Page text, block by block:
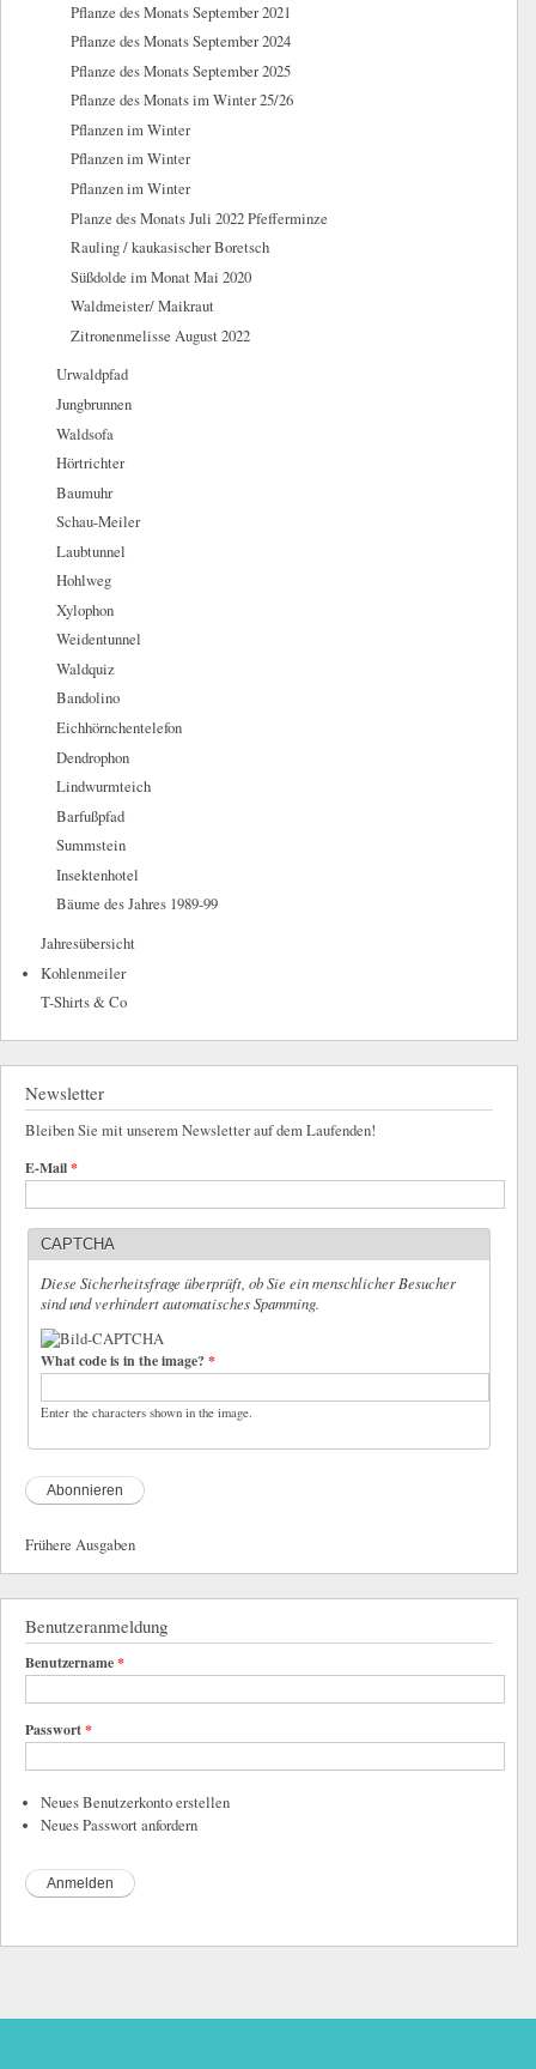
Pflanze des Monats September 2021
Pflanze des Monats September 2024
Pflanze des Monats September 2025
Pflanze des Monats im Winter 25/26
Pflanzen im Winter
Pflanzen im Winter
Pflanzen im Winter
Planze des Monats Juli 2022 Pfefferminze
Rauling / kaukasischer Boretsch
Süßdolde im Monat Mai 2020
Waldmeister/ Maikraut
Zitronenmelisse August 2022
Urwaldpfad
Jungbrunnen
Waldsofa
Hörtrichter
Baumuhr
Schau-Meiler
Laubtunnel
Hohlweg
Xylophon
Weidentunnel
Waldquiz
Bandolino
Eichhörnchentelefon
Dendrophon
Lindwurmteich
Barfußpfad
Summstein
Insektenhotel
Bäume des Jahres 1989-99
Jahresübersicht
Kohlenmeiler
T-Shirts & Co
Newsletter
Bleiben Sie mit unserem Newsletter auf dem Laufenden!
E-Mail*
CAPTCHA
Diese Sicherheitsfrage überprüft, ob Sie ein menschlicher Besucher
sind und verhindert automatisches Spamming.
What code is in the image?*
Enter the characters shown in the image.
Frühere Ausgaben
Benutzeranmeldung
Benutzername*
Passwort*
Neues Benutzerkonto erstellen
Neues Passwort anfordern